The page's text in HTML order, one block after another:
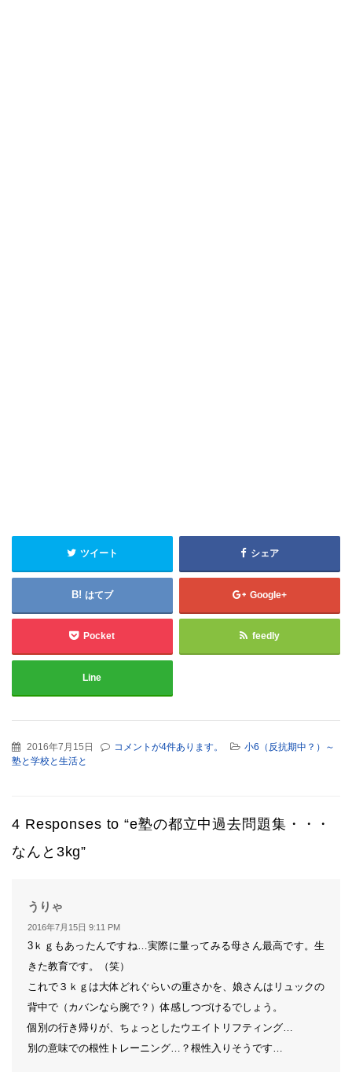
ツイート シェア
はてブ Google+
Pocket feedly
Line
2016年7月15日 コメントが4件あります。
小6（反抗期中？）～
塾と学校と生活と
4 Responses to “e塾の都立中過去問題集・・・
なんと3kg”
うりゃ
り:
2016年7月15日 9:11 PM
3ｋｇもあったんですね…実際に量ってみる母さん最高です。生
きた教育です。（笑）
これで３ｋｇは大体どれぐらいの重さかを、娘さんはリュックの
背中で（カバンなら腕で？）体感しつづけるでしょう。
個別の行き帰りが、ちょっとしたウエイトリフティング…
別の意味での根性トレーニング…？根性入りそうです…